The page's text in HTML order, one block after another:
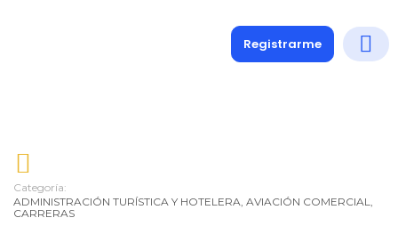
Registrarme
Categoría:
ADMINISTRACIÓN TURÍSTICA Y HOTELERA, AVIACIÓN COMERCIAL,
CARRERAS